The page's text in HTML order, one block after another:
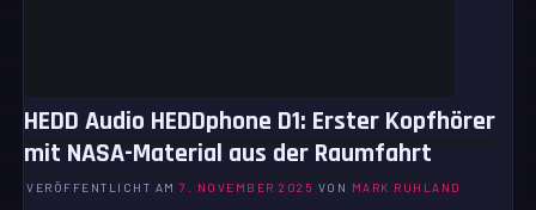
HEDD Audio HEDDphone D1: Erster Kopfhörer
mit NASA-Material aus der Raumfahrt
VERÖFFENTLICHT AM7. NOVEMBER 2025 VON MARK RUHLAND